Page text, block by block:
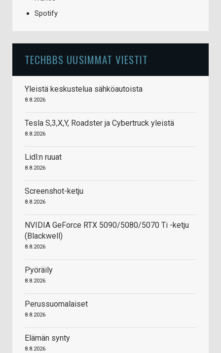
Spotify
TECHBBS UUSIMMAT VIESTIT
Yleistä keskustelua sähköautoista
8.8.2026
Tesla S,3,X,Y, Roadster ja Cybertruck yleistä
8.8.2026
Lidl:n ruuat
8.8.2026
Screenshot-ketju
8.8.2026
NVIDIA GeForce RTX 5090/5080/5070 Ti -ketju
(Blackwell)
8.8.2026
Pyöräily
8.8.2026
Perussuomalaiset
8.8.2026
Elämän synty
8.8.2026